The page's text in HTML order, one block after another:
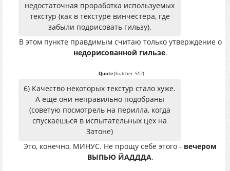
недостаточная проработка используемых
текстур (как в текстуре винчестера, где
забыли подрисовать гильзу).
В этом пункте правдимым считаю только утверждение о
недорисованной гильзе.
Quote(butcher_512)
6) Качество некоторых текстур стало хуже.
А ещё они неправильно подобраны
(советую посмотрель на перилла, когда
спускаешься в испытательных цех на
Затоне)
Это, конечно, МИНУС. Не прощу себе этого - вечером
ВЫПЬЮ ЙАДДДА.